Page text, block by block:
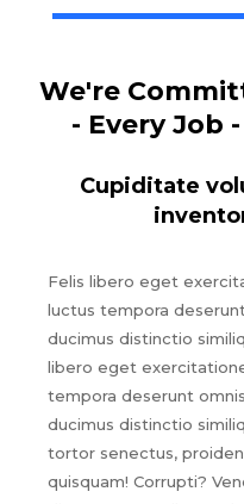
We're
- Every Job
Cupiditate
Felis libero eget
luctus tempora
ducimus distinctio
libero eget
tempora deserunt
ducimus distinctio
tortor senectus,
quisquam! Corrupti?